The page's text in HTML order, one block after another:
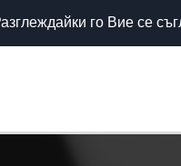
го Вие се
/ 088 5555 304 (гр.